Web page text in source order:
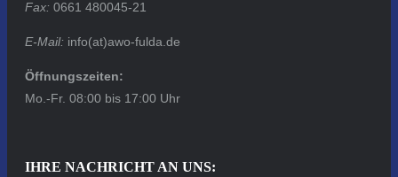
Fax: 0661 480045-21
E-Mail: info(at)awo-fulda.de
Öffnungszeiten:
Mo.-Fr. 08:00 bis 17:00 Uhr
IHRE NACHRICHT AN UNS: